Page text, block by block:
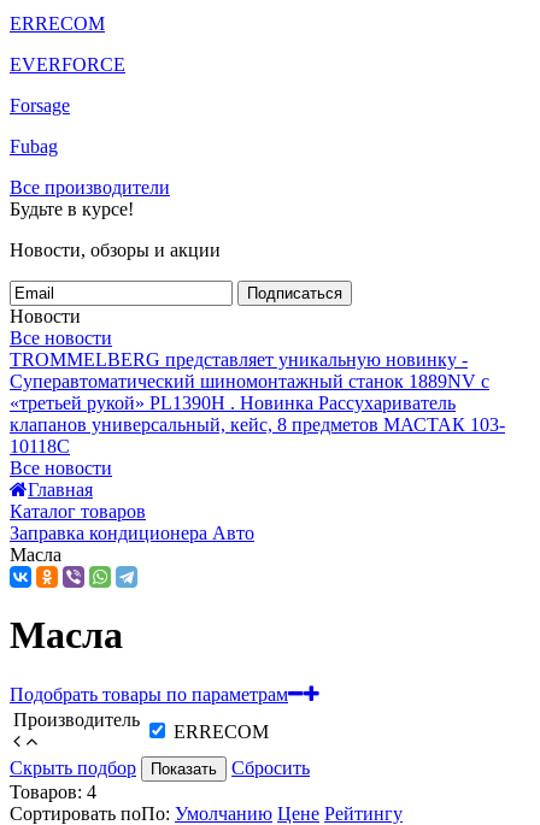
ERRECOM
EVERFORCE
Forsage
Fubag
Все производители
Будьте в курсе!
Новости, обзоры и акции
Подписаться
Новости
Все новости
TROMMELBERG представляет уникальную новинку -
Суперавтоматический шиномонтажный станок 1889NV с
«третьей рукой» PL1390H . Новинка Рассухариватель
клапанов универсальный, кейс, 8 предметов МАСТАК 103-
10118C
Все новости
Главная
Каталог товаров
Заправка кондиционера Авто
Масла
Масла
Подобрать товары по параметрам
Производитель
ERRECOM
Скрыть подбор
Показать
Сбросить
Товаров: 4
Сортировать поПо: Умолчанию Цене Рейтингу